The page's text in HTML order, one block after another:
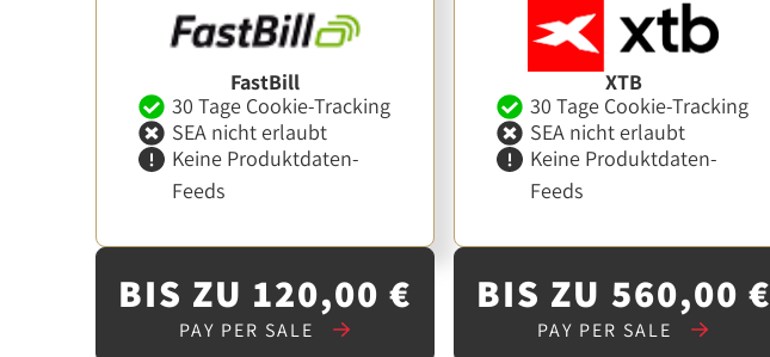
FastBill
30 Tage Cookie-Tracking
SEA nicht erlaubt
Keine Produktdaten-
Feeds
BIS ZU 120,00 €
PAY PER SALE
XTB
30 Tage Cookie-Tracking
SEA nicht erlaubt
Keine Produktdaten-
Feeds
BIS ZU 560,00 €
PAY PER SALE